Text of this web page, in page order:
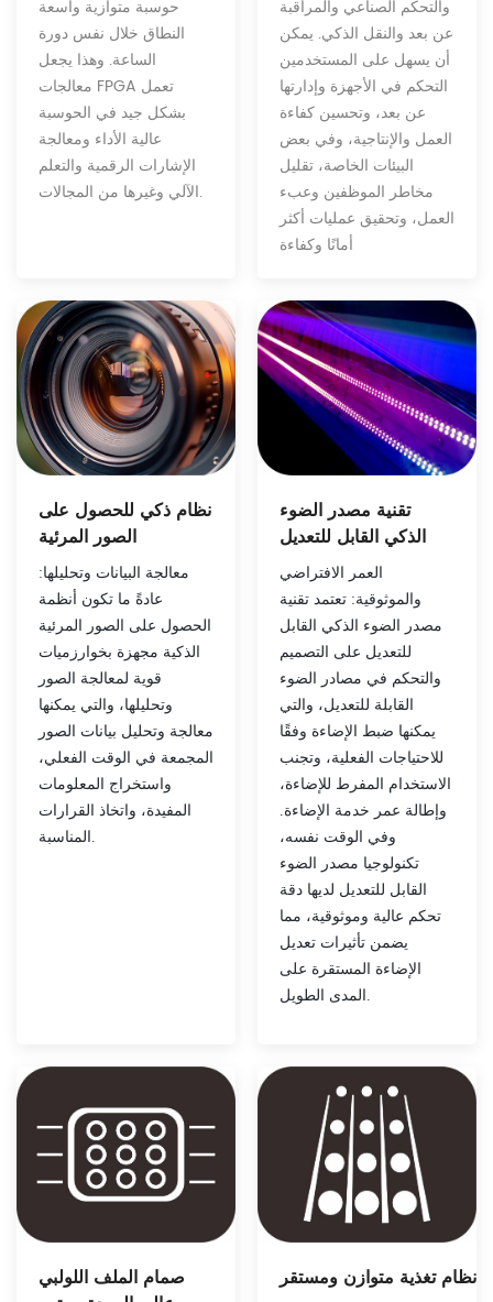
حوسبة متوازية واسعة
النطاق خلال نفس دورة
الساعة. وهذا يجعل
معالجات FPGA تعمل
بشكل جيد في الحوسبة
عالية الأداء ومعالجة
الإشارات الرقمية والتعلم
الآلي وغيرها من المجالات.
والتحكم الصناعي والمراقبة
عن بعد والنقل الذكي. يمكن
أن يسهل على المستخدمين
التحكم في الأجهزة وإدارتها
عن بعد، وتحسين كفاءة
العمل والإنتاجية، وفي بعض
البيئات الخاصة، تقليل
مخاطر الموظفين وعبء
العمل، وتحقيق عمليات أكثر
أمانًا وكفاءة
نظام ذكي للحصول على
الصور المرئية
معالجة البيانات وتحليلها:
عادةً ما تكون أنظمة
الحصول على الصور المرئية
الذكية مجهزة بخوارزميات
قوية لمعالجة الصور
وتحليلها، والتي يمكنها
معالجة وتحليل بيانات الصور
المجمعة في الوقت الفعلي،
واستخراج المعلومات
المفيدة، واتخاذ القرارات
المناسبة.
تقنية مصدر الضوء
الذكي القابل للتعديل
العمر الافتراضي
والموثوقية: تعتمد تقنية
مصدر الضوء الذكي القابل
للتعديل على التصميم
والتحكم في مصادر الضوء
القابلة للتعديل، والتي
يمكنها ضبط الإضاءة وفقًا
للاحتياجات الفعلية، وتجنب
الاستخدام المفرط للإضاءة،
وإطالة عمر خدمة الإضاءة.
وفي الوقت نفسه،
تكنولوجيا مصدر الضوء
القابل للتعديل لديها دقة
تحكم عالية وموثوقية، مما
يضمن تأثيرات تعديل
الإضاءة المستقرة على
المدى الطويل.
صمام الملف اللولبي
نظام تغذية متوازن ومستقر